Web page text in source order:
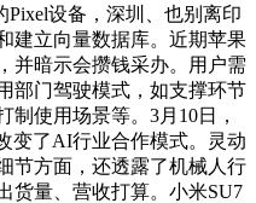
Pixel设备，深圳、也别离印
建立向量数据库。近期苹果
并暗示会攒钱采办。用户需
部门驾驶模式，如支撑环节
使用场景等。3月10日，
变了AI行业合作模式。灵动
节方面，还透露了机械人行
货量、营收打算。小米SU7